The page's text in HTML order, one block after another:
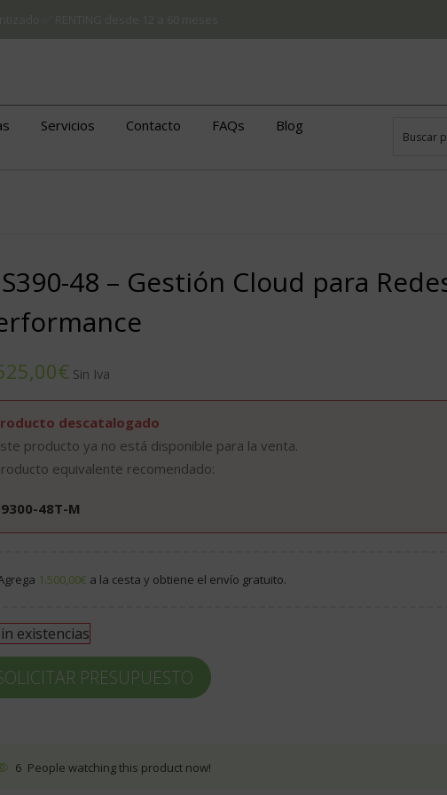
Servicios Contacto FAQs
Blog
48 – Gestión Cloud para
€
descatalogado
producto ya no está disponible para la venta.
equivalente recomendado:
48T-M
1.500,00€ a la cesta y obtiene el envío gratuito.
existencias
PRESUPUESTO
6 People watching this product now!